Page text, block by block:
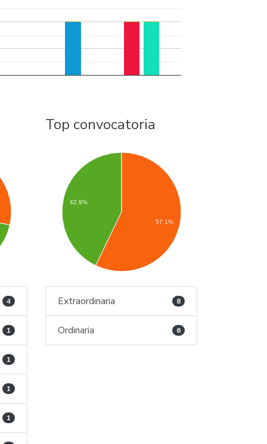
4
1
1
1
1
Top convocatoria
42.9%
57.1%
Extraordinaria 8
Ordinaria 6